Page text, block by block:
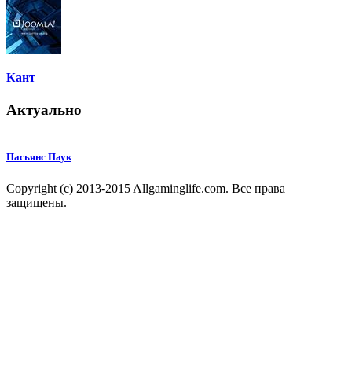
Кант
Актуально
Пасьянс Паук
Copyright (c) 2013-2015 Allgaminglife.com. Все права
защищены.